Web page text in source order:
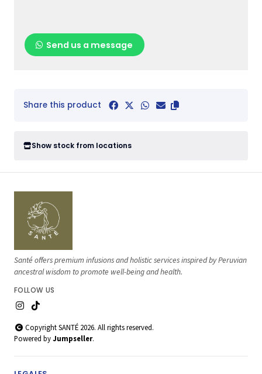
Send us a message
Share this product
Show stock from locations
Santé offers premium infusions and holistic services inspired by Peruvian
ancestral wisdom to promote well-being and health.
FOLLOW US
Copyright SANTÉ 2026. All rights reserved.
Powered byJumpseller.